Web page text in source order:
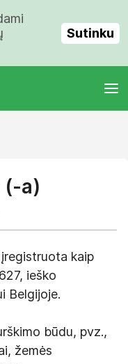
Sutinku
(-a)
kaip
ieško
Belgijoje.
būdu, pvz.,
žemės